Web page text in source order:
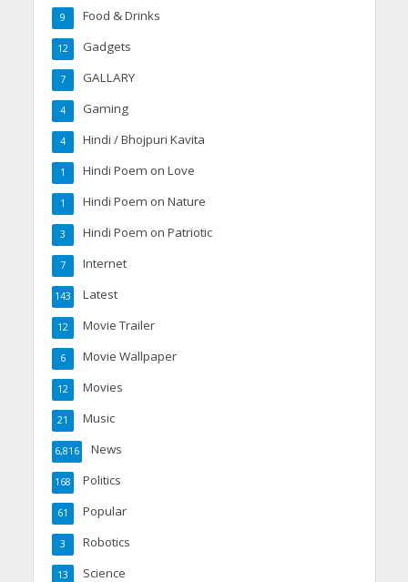
Food & Drinks
9
Gadgets
12
GALLARY
7
Gaming
4
Hindi / Bhojpuri Kavita
4
Hindi Poem on Love
1
Hindi Poem on Nature
1
Hindi Poem on Patriotic
3
Internet
7
Latest
143
Movie Trailer
12
Movie Wallpaper
6
Movies
12
Music
21
News
6,816
Politics
168
Popular
61
Robotics
3
Science
13